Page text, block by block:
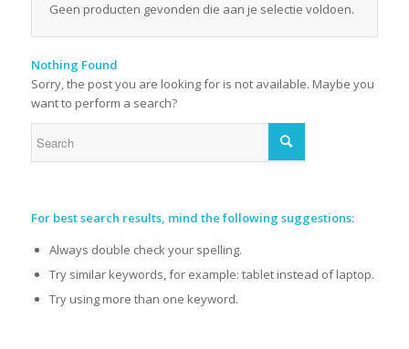
Geen producten gevonden die aan je selectie voldoen.
Nothing Found
Sorry, the post you are looking for is not available. Maybe you
want to perform a search?
For best search results, mind the following suggestions:
Always double check your spelling.
Try similar keywords, for example: tablet instead of laptop.
Try using more than one keyword.